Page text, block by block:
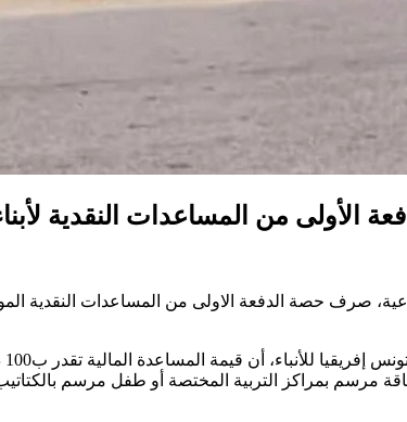
من المساعدات النقدية
صرف حصة الدفعة الاولى من المساعدات النقدية
مرسم بمراكز التربية المختصة أو طفل مرسم